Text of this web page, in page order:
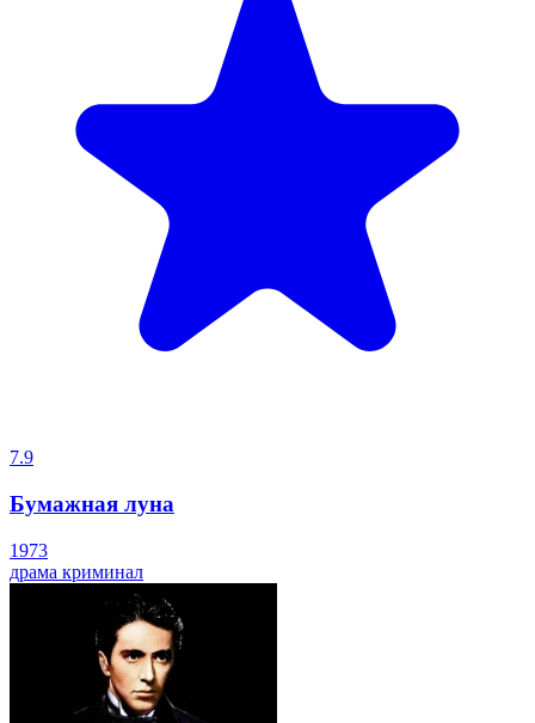
7.9
Бумажная луна
1973
драма криминал